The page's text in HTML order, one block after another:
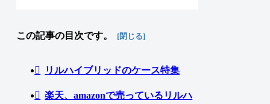
この記事の目次です。
リルハイブリッドのケース特集
楽天、amazonで売っているリルハ